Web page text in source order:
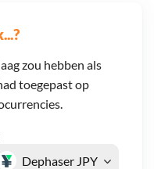
zou hebben als
toegepast op